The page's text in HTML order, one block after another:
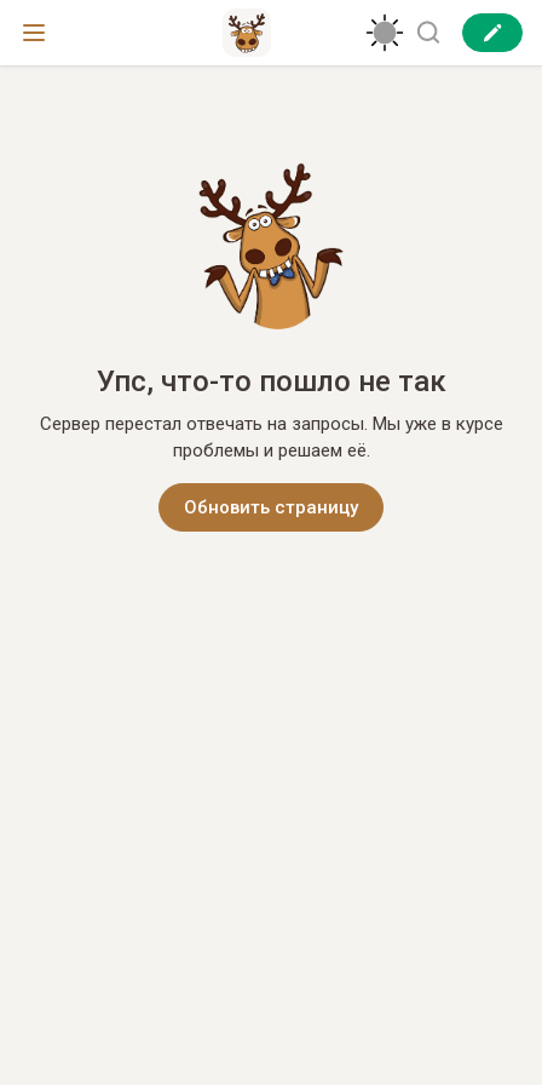
Упс, что-то пошло не так
Сервер перестал отвечать на запросы. Мы уже в курсе
проблемы и решаем её.
Обновить страницу